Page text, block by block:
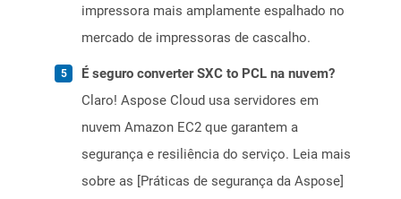
impressora mais amplamente espalhado no
mercado de impressoras de cascalho.
É seguro converter SXC to PCL na nuvem?
Claro! Aspose Cloud usa servidores em
nuvem Amazon EC2 que garantem a
segurança e resiliência do serviço. Leia mais
sobre as [Práticas de segurança da Aspose]